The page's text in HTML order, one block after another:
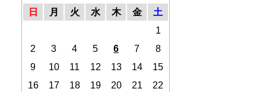
日
月 火 水 木 金
土
1
2
3 4 5 6 7
8
9
10 11 12 13 14
15
16
17 18 19 20 21 22